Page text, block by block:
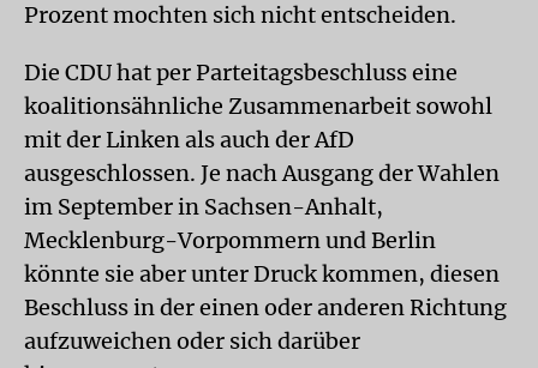
Prozent mochten sich nicht entscheiden.
Die CDU hat per Parteitagsbeschluss eine
koalitionsähnliche Zusammenarbeit sowohl
mit der Linken als auch der AfD
ausgeschlossen. Je nach Ausgang der Wahlen
im September in Sachsen-Anhalt,
Mecklenburg-Vorpommern und Berlin
könnte sie aber unter Druck kommen, diesen
Beschluss in der einen oder anderen Richtung
aufzuweichen oder sich darüber